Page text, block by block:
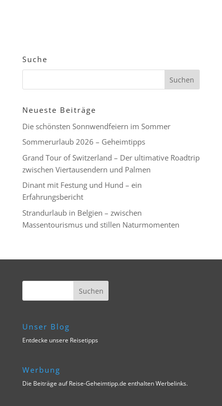
Suche
Neueste Beiträge
Die schönsten Sonnwendfeiern im Sommer
Sommerurlaub 2026 – Geheimtipps
Grand Tour of Switzerland – Der ultimative Roadtrip
zwischen Viertausendern und Palmen
Dinant mit Festung und Hund – ein
Erfahrungsbericht
Strandurlaub in Belgien – zwischen
Massentourismus und stillen Naturmomenten
Unser Blog
Entdecke unsere Reisetipps
Werbung
Die Beiträge auf Reise-Geheimtipp.de enthalten Werbelinks.